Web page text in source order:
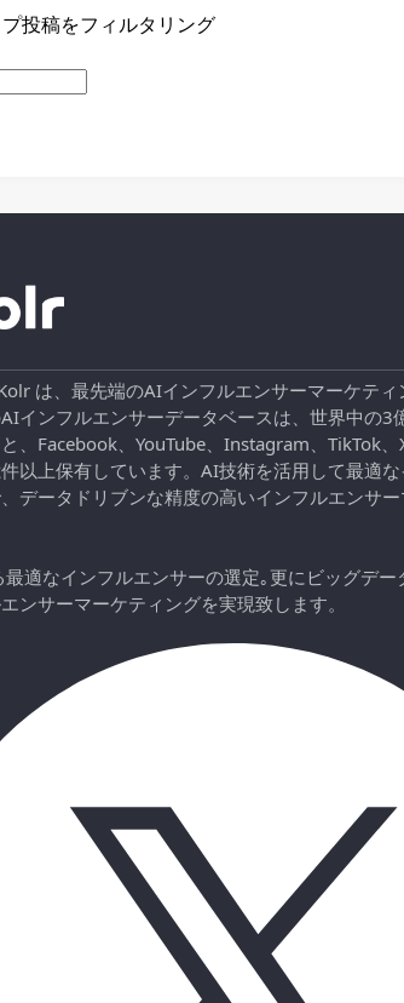
投稿をフィルタリング
は、最先端のAIインフルエンサーマーケテ
インフルエンサーデータベースは、世界中の3
、Facebook、YouTube、Instagram、TikTok
以上保有しています。AI技術を活用して最適
データドリブンな精度の高いインフルエンサ
適なインフルエンサーの選定｡更にビッグデ
ンサーマーケティングを実現致します。